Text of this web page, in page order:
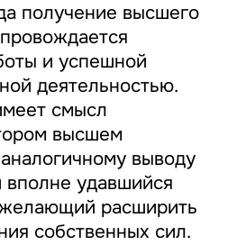
получение высшего
и успешной
деятельностью.
смысл
высшем
выводу
удавшийся
расширить
собственных сил.